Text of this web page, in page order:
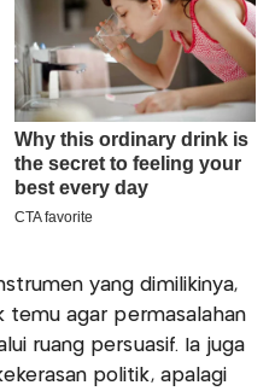
yang dimilikinya,
temu agar permasalahan
ruang persuasif. Ia juga
politik, apalagi